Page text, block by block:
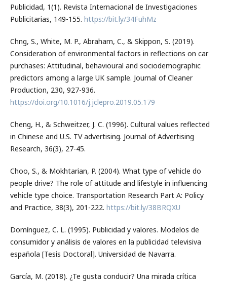
Publicidad, 1(1). Revista Internacional de Investigaciones
Publicitarias, 149-155. https://bit.ly/34FuhMz
Chng, S., White, M. P., Abraham, C., & Skippon, S. (2019).
Consideration of environmental factors in reflections on car
purchases: Attitudinal, behavioural and sociodemographic
predictors among a large UK sample. Journal of Cleaner
Production, 230, 927-936.
https://doi.org/10.1016/j.jclepro.2019.05.179
Cheng, H., & Schweitzer, J. C. (1996). Cultural values reflected
in Chinese and U.S. TV advertising. Journal of Advertising
Research, 36(3), 27-45.
Choo, S., & Mokhtarian, P. (2004). What type of vehicle do
people drive? The role of attitude and lifestyle in influencing
vehicle type choice. Transportation Research Part A: Policy
and Practice, 38(3), 201-222. https://bit.ly/38BRQXU
Domínguez, C. L. (1995). Publicidad y valores. Modelos de
consumidor y análisis de valores en la publicidad televisiva
española [Tesis Doctoral]. Universidad de Navarra.
García, M. (2018). ¿Te gusta conducir? Una mirada crítica